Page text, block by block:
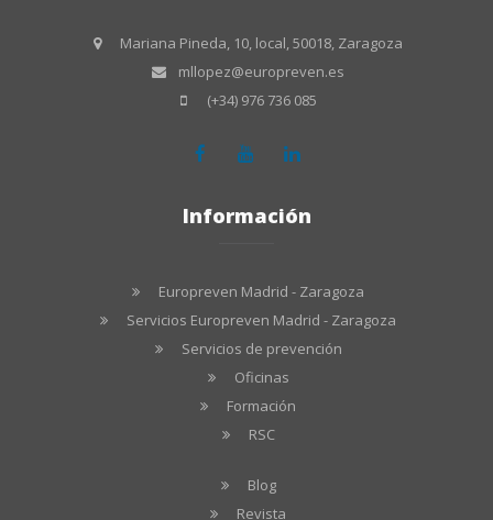
Mariana Pineda, 10, local, 50018, Zaragoza
mllopez@europreven.es
(+34) 976 736 085
Información
Europreven Madrid - Zaragoza
Servicios Europreven Madrid - Zaragoza
Servicios de prevención
Oficinas
Formación
RSC
Blog
Revista